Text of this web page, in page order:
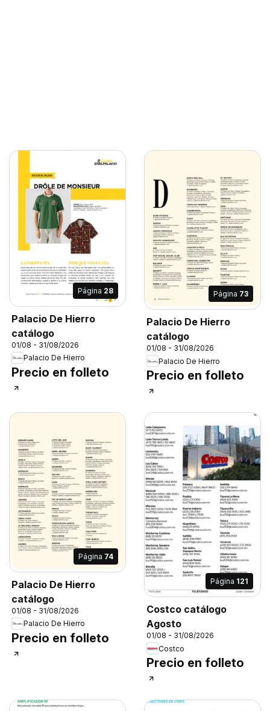
Página 28
Palacio De Hierro
catálogo
01/08 - 31/08/2026
Palacio De Hierro
Precio en folleto
Página 73
Palacio De Hierro
catálogo
01/08 - 31/08/2026
Palacio De Hierro
Precio en folleto
Página 74
Palacio De Hierro
catálogo
01/08 - 31/08/2026
Palacio De Hierro
Precio en folleto
Página 121
Costco catálogo
Agosto
01/08 - 31/08/2026
Costco
Precio en folleto